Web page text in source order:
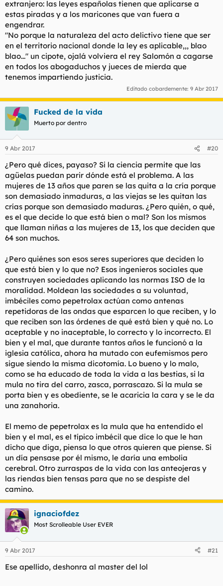
extranjero: las leyes españolas tienen que aplicarse a
estas piradas y a los maricones que van fuera a
engendrar.
"No porque la naturaleza del acto delictivo tiene que ser
en el territorio nacional donde la ley es aplicable,,, blao
blao..." un cipote, ojalá volviera el rey Salomón a cagarse
en todos los abogaduchos y jueces de mierda que
tenemos impartiendo justicia.
Editado cobardemente: 9 Abr 2017
Fucked de la vida
Muerto por dentro
9 Abr 2017 #20
¿Pero qué dices, payaso? Si la ciencia permite que las
agüelas puedan parir dónde está el problema. A las
mujeres de 13 años que paren se las quita a la cría porque
son demasiado inmaduras, a las viejas se les quitan las
crías porque son demasiado maduras. ¿Pero quién, o qué,
es el que decide lo que está bien o mal? Son los mismos
que llaman niñas a las mujeres de 13, los que deciden que
64 son muchos.
¿Pero quiénes son esos seres superiores que deciden lo
que está bien y lo que no? Esos ingenieros sociales que
construyen sociedades aplicando las normas ISO de la
moralidad. Moldean las sociedades a su voluntad,
imbéciles como pepetrolax actúan como antenas
repetidoras de las ondas que esparcen lo que reciben, y lo
que reciben son las órdenes de qué está bien y qué no. Lo
aceptable y no inaceptable, lo correcto y lo incorrecto. El
bien y el mal, que durante tantos años le funcionó a la
iglesia católica, ahora ha mutado con eufemismos pero
sigue siendo la misma dicotomía. Lo bueno y lo malo,
como se ha educado de toda la vida a las bestias, si la
mula no tira del carro, zasca, porrascazo. Si la mula se
porta bien y es obediente, se le acaricia la cara y se le da
una zanahoria.
El memo de pepetrolax es la mula que ha entendido el
bien y el mal, es el típico imbécil que dice lo que le han
dicho que diga, piensa lo que otros quieren que piense. Si
un día pensase por él mismo, le daría una embolia
cerebral. Otro zurraspas de la vida con las anteojeras y
las riendas bien tensas para que no se despiste del
camino.
ignaciofdez
Most Scrolleable User EVER
9 Abr 2017 #21
Ese apellido, deshonra al master del lol